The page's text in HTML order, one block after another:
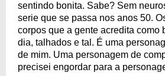
sentindo bonita. Sabe? Sem
serie que se passa nos anos 50.
corpos que a gente acredita como
dia, talhados e tal. É uma
de mim. Uma personagem de
precisei engordar para a